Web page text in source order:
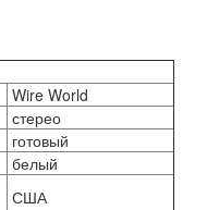
Wire World
стерео
готовый
белый
США